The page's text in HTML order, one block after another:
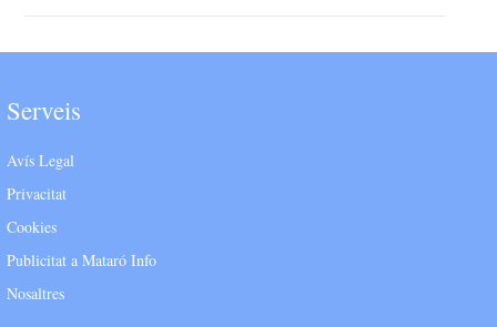
Serveis
Avís Legal
Privacitat
Cookies
Publicitat a Mataró Info
Nosaltres